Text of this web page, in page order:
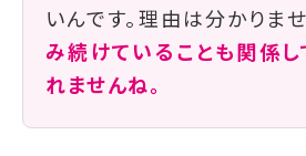
いんです。理由は分かりませ
み続けていることも関係
れませんね。